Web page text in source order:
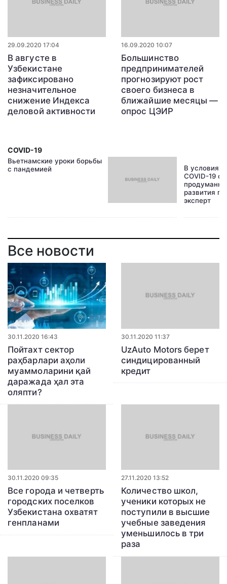
29.09.2020 17:04
В августе в
Узбекистане
зафиксировано
незначительное
снижение Индекса
деловой активности
16.09.2020 10:07
Большинство
предпринимателей
прогнозируют рост
своего бизнеса в
ближайшие месяцы —
опрос ЦЭИР
COVID-19
Вьетнамские уроки борьбы
с пандемией
В условиях
COVID-19
развития
эксперт
Все новости
30.11.2020 16:43
Пойтахт сектор
раҳбарлари аҳоли
муаммоларини қай
даражада ҳал эта
оляпти?
30.11.2020 11:37
UzAuto Motors берет
синдицированный
кредит
30.11.2020 09:35
Все города и четверть
городских поселков
Узбекистана охватят
генпланами
27.11.2020 13:52
Количество школ,
ученики которых не
поступили в высшие
учебные заведения
уменьшилось в три
раза